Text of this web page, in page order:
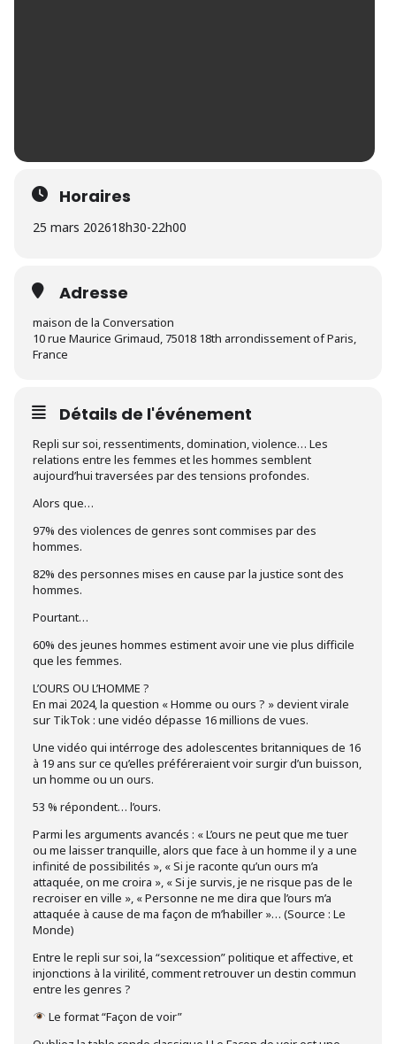
Horaires
25 mars 202618h30-22h00
Adresse
maison de la Conversation
10 rue Maurice Grimaud, 75018 18th arrondissement of Paris,
France
Détails de l'événement
Repli sur soi, ressentiments, domination, violence… Les
relations entre les femmes et les hommes semblent
aujourd’hui traversées par des tensions profondes.
Alors que…
97% des violences de genres sont commises par des
hommes.
82% des personnes mises en cause par la justice sont des
hommes.
Pourtant…
60% des jeunes hommes estiment avoir une vie plus difficile
que les femmes.
L’OURS OU L’HOMME ?
En mai 2024, la question « Homme ou ours ? » devient virale
sur TikTok : une vidéo dépasse 16 millions de vues.
Une vidéo qui intérroge des adolescentes britanniques de 16
à 19 ans sur ce qu’elles préféreraient voir surgir d’un buisson,
un homme ou un ours.
53 % répondent… l’ours.
Parmi les arguments avancés : « L’ours ne peut que me tuer
ou me laisser tranquille, alors que face à un homme il y a une
infinité de possibilités », « Si je raconte qu’un ours m’a
attaquée, on me croira », « Si je survis, je ne risque pas de le
recroiser en ville », « Personne ne me dira que l’ours m’a
attaquée à cause de ma façon de m’habiller »… (Source : Le
Monde)
Entre le repli sur soi, la “sexcession” politique et affective, et
injonctions à la virilité, comment retrouver un destin commun
entre les genres ?
Le format “Façon de voir”